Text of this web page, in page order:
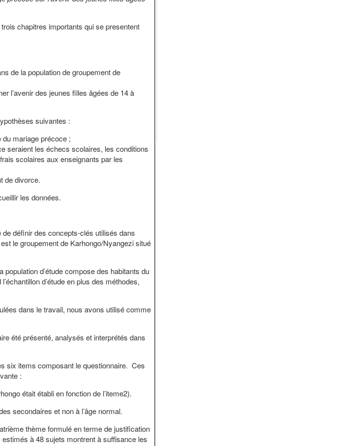
chapitres importants qui se presentent
de la population de groupement de
l’avenir des jeunes filles âgées de 14 à
suivantes :
mariage précoce ;
seraient les échecs scolaires, les conditions
scolaires aux enseignants par les
de divorce.
les données.
définir des concepts-clés utilisés dans
le groupement de Karhongo/Nyangezi situé
d’étude compose des habitants du
d’étude en plus des méthodes,
dans le travail, nous avons utilisé comme
été présenté, analysés et interprétés dans
six items composant le questionnaire. Ces
:
était établi en fonction de l’iteme2).
secondaires et non à l’âge normal.
thème formulé en terme de justification
à 48 sujets montrent à suffisance les